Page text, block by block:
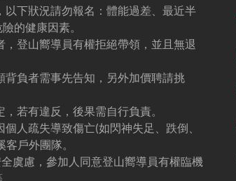
以下狀況請勿報名：體能過差、最近半
的健康因素。
登山嚮導員有權拒絕帶領，並且無退
背負者需事先告知，另外加價聘請挑
若有違反，後果需自行負責。
人疏失導致傷亡(如閃神失足、跌倒、
戶外團隊。
虞慮，參加人同意登山嚮導員有權臨機